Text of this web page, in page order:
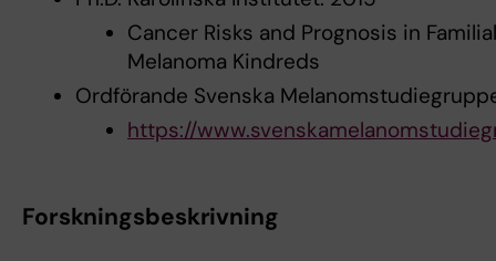
Cancer Risks and Prognosis in Familial
Melanoma Kindreds
Ordförande Svenska
https://
Forskningsbeskrivning